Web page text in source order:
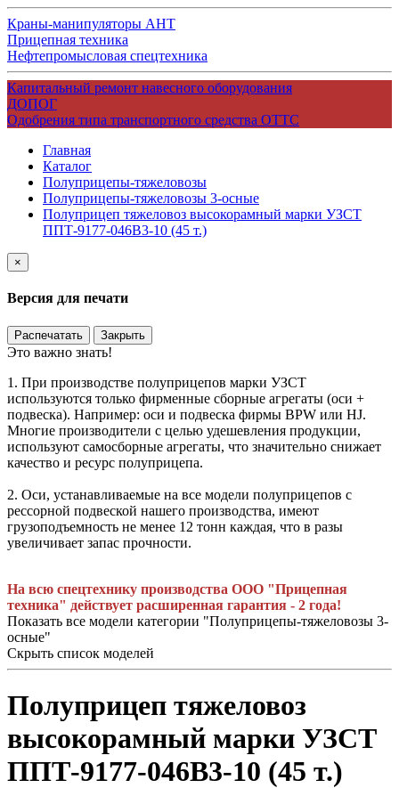
Краны-манипуляторы АНТ
Прицепная техника
Нефтепромысловая спецтехника
Капитальный ремонт навесного оборудования
ДОПОГ
Одобрения типа транспортного средства ОТТС
Главная
Каталог
Полуприцепы-тяжеловозы
Полуприцепы-тяжеловозы 3-осные
Полуприцеп тяжеловоз высокорамный марки УЗСТ
ППТ-9177-046В3-10 (45 т.)
×
Версия для печати
Распечатать Закрыть
Это важно знать!
1. При производстве полуприцепов марки УЗСТ
используются только фирменные сборные агрегаты (оси +
подвеска). Например: оси и подвеска фирмы BPW или HJ.
Многие производители с целью удешевления продукции,
используют самосборные агрегаты, что значительно снижает
качество и ресурс полуприцепа.
2. Оси, устанавливаемые на все модели полуприцепов с
рессорной подвеской нашего производства, имеют
грузоподъемность не менее 12 тонн каждая, что в разы
увеличивает запас прочности.
На всю спецтехнику производства ООО "Прицепная
техника" действует расширенная гарантия - 2 года!
Показать все модели категории "Полуприцепы-тяжеловозы 3-
осные"
Скрыть список моделей
Полуприцеп тяжеловоз
высокорамный марки УЗСТ
ППТ-9177-046В3-10 (45 т.)